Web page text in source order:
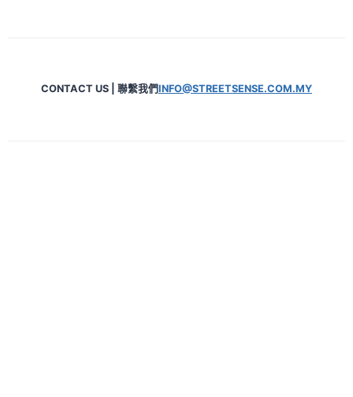
CONTACT US | 聯繫我們INFO@STREETSENSE.COM.MY